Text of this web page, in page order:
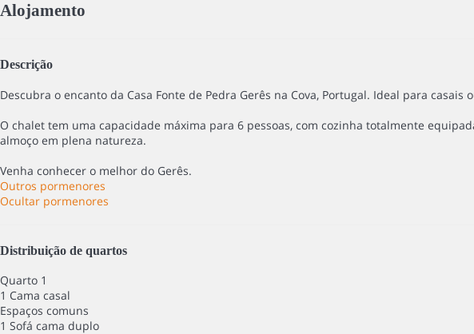
Alojamento
Descrição
Descubra o encanto da Casa Fonte de Pedra Gerês na Cova, Portugal. Ideal para
O chalet tem uma capacidade máxima para 6 pessoas, com cozinha totalmente
almoço em plena natureza.
Venha conhecer o melhor do Gerês.
Outros pormenores
Ocultar pormenores
Distribuição de quartos
Quarto 1
1 Cama casal
Espaços comuns
1 Sofá cama duplo